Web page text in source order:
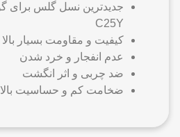
C25Y
کیفیت و مقاومت بسیار بالا
عدم انفجار و خرد شدن
ضد چربی و اثر انگشت
ضخامت کم و حساسیت بالا